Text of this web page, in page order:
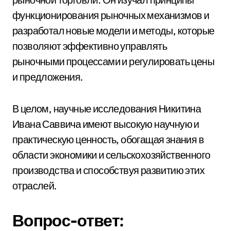
функционирования рыночных механизмов и
разработал новые модели и методы, которые
позволяют эффективно управлять
рыночными процессами и регулировать цены
и предложения.
В целом, научные исследования Никитина
Ивана Саввича имеют высокую научную и
практическую ценность, обогащая знания в
области экономики и сельскохозяйственного
производства и способствуя развитию этих
отраслей.
Вопрос-ответ: